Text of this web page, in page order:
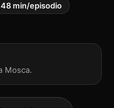
48 min/episodio
Mosca.